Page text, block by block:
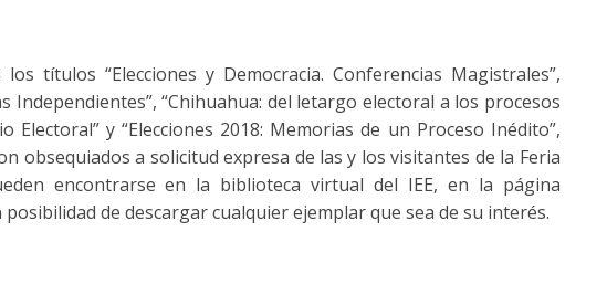
títulos “Elecciones y Democracia. Conferencias Magistrales”,
Independientes”, “Chihuahua: del letargo electoral a los procesos
Electoral” y “Elecciones 2018: Memorias de un Proceso Inédito”,
obsequiados a solicitud expresa de las y los visitantes de la Feria
encontrarse en la biblioteca virtual del IEE, en la página
de descargar cualquier ejemplar que sea de su interés.